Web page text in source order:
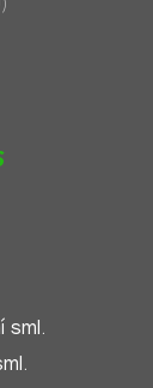
sml.